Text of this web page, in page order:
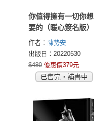
你值得擁有一切你想
要的（暖心簽名版）
作者： 陳勢安
出版日：20220530
$480 優惠價379元
已售完，補書中